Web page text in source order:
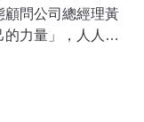
顧問公司總經理黃
力量」，人人都
續公共工程研